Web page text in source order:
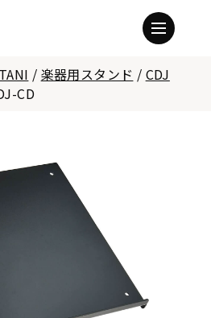
/ 楽器用スタンド / CDJ
CD